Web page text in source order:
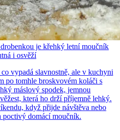
je křehký letní moučník
i osvěží
vypadá slavnostně, ale v kuchyni
po tomhle broskvovém koláči s
máslový spodek, jemnou
která ho drží příjemně lehký.
když přijde návštěva nebo
poctivý domácí moučník.